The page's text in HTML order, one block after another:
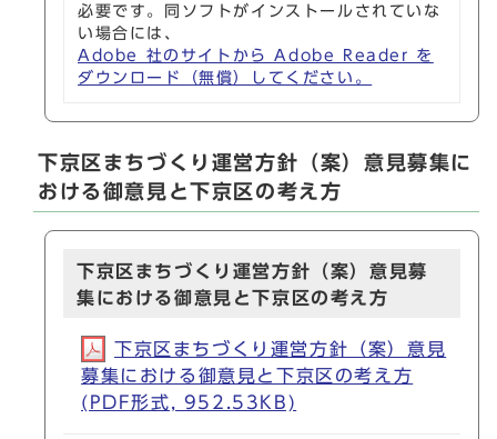
必要です。同ソフトがインストールされていな
い場合には、
Adobe 社のサイトから Adobe Reader を
ダウンロード（無償）してください。
下京区まちづくり運営方針（案）意見募集に
おける御意見と下京区の考え方
下京区まちづくり運営方針（案）意見募
集における御意見と下京区の考え方
下京区まちづくり運営方針（案）意見
募集における御意見と下京区の考え方
(PDF形式, 952.53KB)